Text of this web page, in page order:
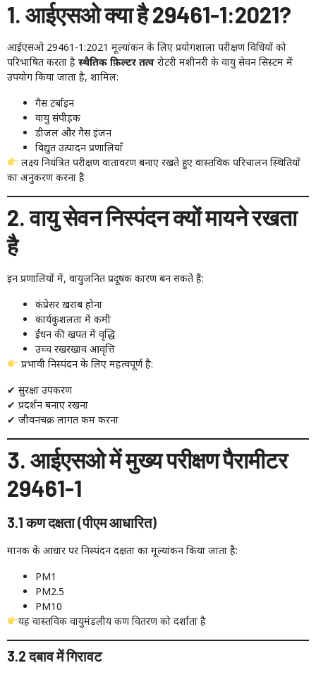
1. आईएसओ क्या है 29461-1:2021?
आईएसओ 29461-1:2021 मूल्यांकन के लिए प्रयोगशाला परीक्षण विधियों को
परिभाषित करता है स्थैतिक फ़िल्टर तत्व रोटरी मशीनरी के वायु सेवन सिस्टम में
उपयोग किया जाता है, शामिल:
गैस टर्बाइन
वायु संपीड़क
डीजल और गैस इंजन
विद्युत उत्पादन प्रणालियाँ
लक्ष्य नियंत्रित परीक्षण वातावरण बनाए रखते हुए वास्तविक परिचालन स्थितियों
का अनुकरण करना है
2. वायु सेवन निस्पंदन क्यों मायने रखता
है
इन प्रणालियों में, वायुजनित प्रदूषक कारण बन सकते हैं:
कंप्रेसर ख़राब होना
कार्यकुशलता में कमी
ईंधन की खपत में वृद्धि
उच्च रखरखाव आवृत्ति
प्रभावी निस्पंदन के लिए महत्वपूर्ण है:
✔ सुरक्षा उपकरण
✔ प्रदर्शन बनाए रखना
✔ जीवनचक्र लागत कम करना
3. आईएसओ में मुख्य परीक्षण पैरामीटर
29461-1
3.1 कण दक्षता (पीएम आधारित)
मानक के आधार पर निस्पंदन दक्षता का मूल्यांकन किया जाता है:
PM1
PM2.5
PM10
यह वास्तविक वायुमंडलीय कण वितरण को दर्शाता है
3.2 दबाव में गिरावट